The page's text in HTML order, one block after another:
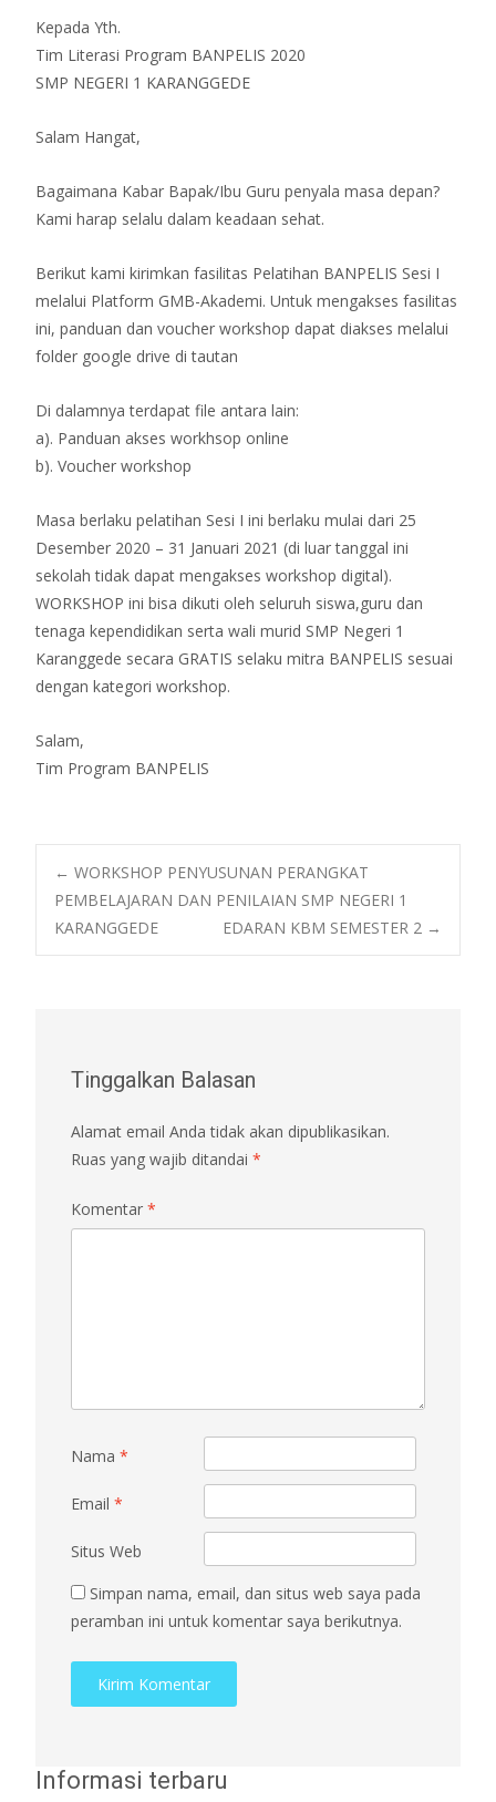
Kepada Yth.
Tim Literasi Program BANPELIS 2020
SMP NEGERI 1 KARANGGEDE
Salam Hangat,
Bagaimana Kabar Bapak/Ibu Guru penyala masa depan?
Kami harap selalu dalam keadaan sehat.
Berikut kami kirimkan fasilitas Pelatihan BANPELIS Sesi I
melalui Platform GMB-Akademi. Untuk mengakses fasilitas
ini, panduan dan voucher workshop dapat diakses melalui
folder google drive di tautan
Di dalamnya terdapat file antara lain:
a). Panduan akses workhsop online
b). Voucher workshop
Masa berlaku pelatihan Sesi I ini berlaku mulai dari 25
Desember 2020 – 31 Januari 2021 (di luar tanggal ini
sekolah tidak dapat mengakses workshop digital).
WORKSHOP ini bisa dikuti oleh seluruh siswa,guru dan
tenaga kependidikan serta wali murid SMP Negeri 1
Karanggede secara GRATIS selaku mitra BANPELIS sesuai
dengan kategori workshop.
Salam,
Tim Program BANPELIS
Post
navigation
← WORKSHOP PENYUSUNAN PERANGKAT
PEMBELAJARAN DAN PENILAIAN SMP NEGERI 1
KARANGGEDE
EDARAN KBM SEMESTER 2 →
Tinggalkan Balasan
Alamat email Anda tidak akan dipublikasikan.
Ruas yang wajib ditandai *
Komentar *
Nama *
Email *
Situs Web
Simpan nama, email, dan situs web saya pada
peramban ini untuk komentar saya berikutnya.
Informasi terbaru